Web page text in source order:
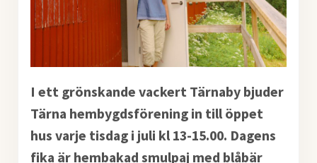
I ett grönskande vackert Tärnaby bjuder
Tärna hembygdsförening in till öppet
hus varje tisdag i juli kl 13-15.00. Dagens
fika är hembakad smulpaj med blåbär